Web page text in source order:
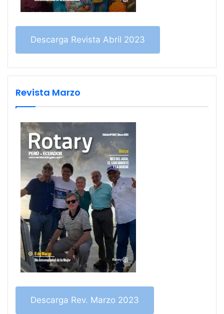
Descarga Revista Abril 2023
Revista Marzo
Descarga Rev. Marzo 2023